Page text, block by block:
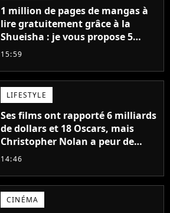
1 million de pages de mangas à
lire gratuitement grâce à la
Shueisha : je vous propose 5
mangas jamais sortis en France
15:59
LIFESTYLE
Ses films ont rapporté 6 milliards
de dollars et 18 Oscars, mais
Christopher Nolan a peur de
tourner un genre de films très
14:46
CINÉMA